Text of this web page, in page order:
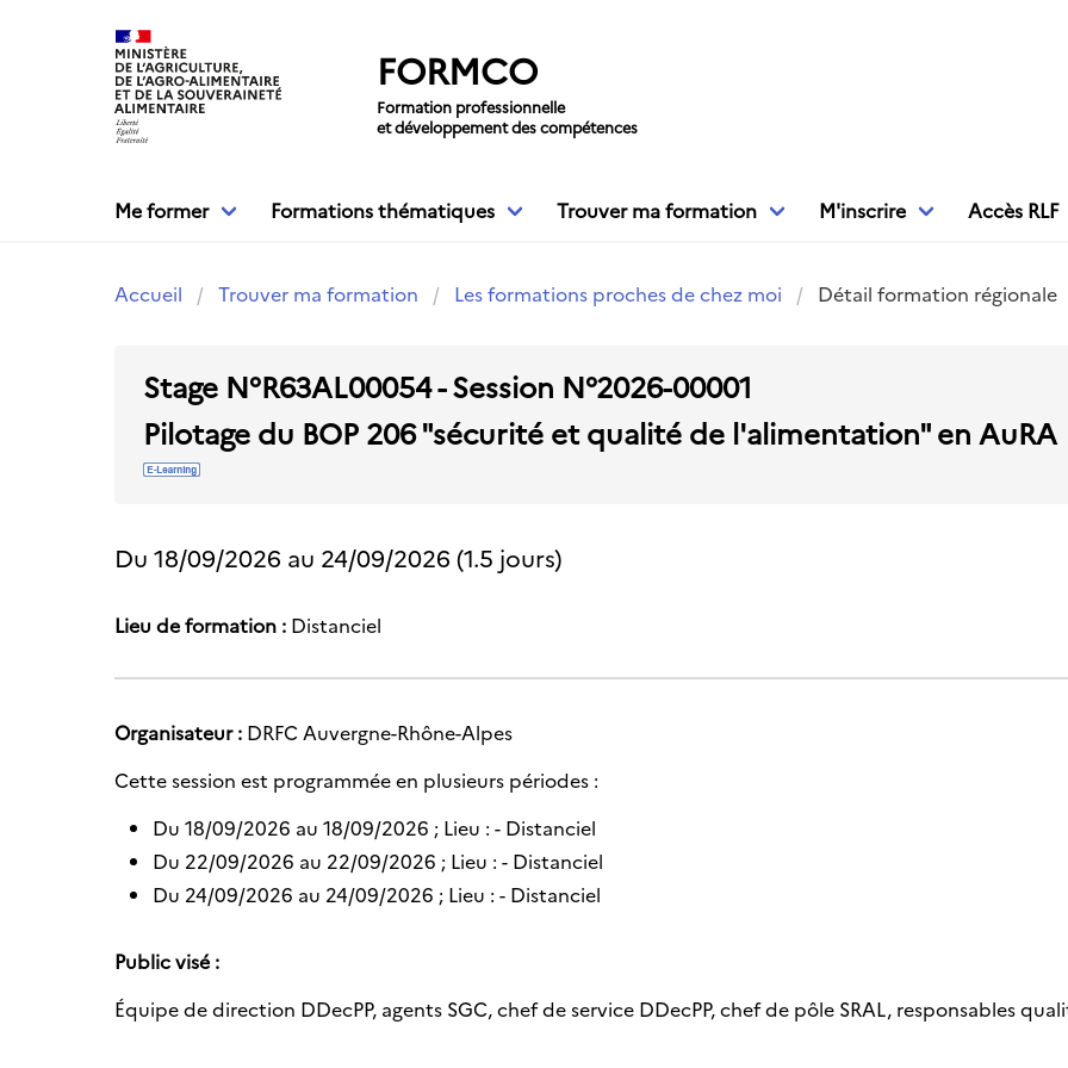
FORMCO
Formation professionnelle
et développement des compétences
Me former Formations thématiques Trouver ma formation M'inscrire Accès RLF
Accueil Trouver ma formation Les formations proches de chez moi Détail formation régionale
Stage N°R63AL00054 - Session N°2026-00001
Pilotage du BOP 206 "sécurité et qualité de l'alimentation" en AuRA
Du 18/09/2026 au 24/09/2026 (1.5 jours)
Lieu de formation : Distanciel
Organisateur : DRFC Auvergne-Rhône-Alpes
Cette session est programmée en plusieurs périodes :
Du 18/09/2026 au 18/09/2026 ; Lieu : - Distanciel
Du 22/09/2026 au 22/09/2026 ; Lieu : - Distanciel
Du 24/09/2026 au 24/09/2026 ; Lieu : - Distanciel
Public visé :
Équipe de direction DDecPP, agents SGC, chef de service DDecPP, chef de pôle SRAL, responsables